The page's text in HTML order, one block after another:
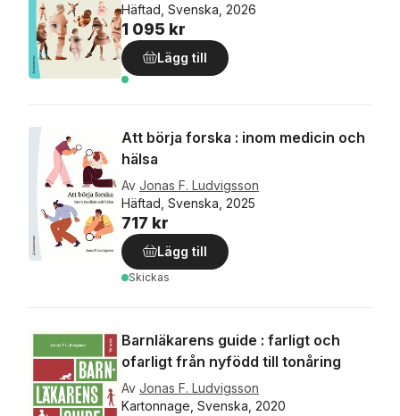
Häftad, Svenska, 2026
1 095 kr
Lägg till
Att börja forska : inom medicin och
hälsa
Av Jonas F. Ludvigsson
Häftad, Svenska, 2025
717 kr
Lägg till
Skickas
Barnläkarens guide : farligt och
ofarligt från nyfödd till tonåring
Av Jonas F. Ludvigsson
Kartonnage, Svenska, 2020